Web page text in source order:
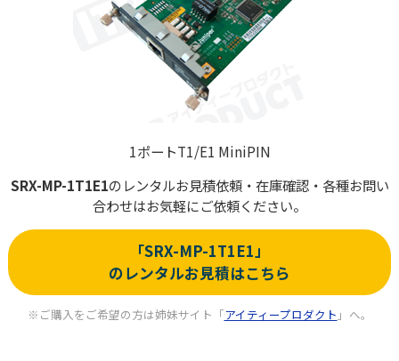
1ポートT1/E1 MiniPIN
SRX-MP-1T1E1のレンタルお見積依頼・在庫確認・各種お問い
合わせはお気軽にご依頼ください。
「SRX-MP-1T1E1」
のレンタルお見積はこちら
※ご購入をご希望の方は姉妹サイト「アイティープロダクト 」へ。